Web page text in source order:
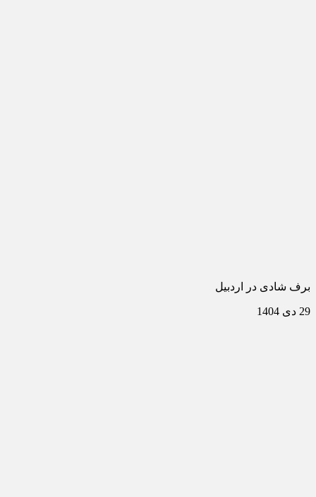
برف شادی در اردبیل
29 دی 1404